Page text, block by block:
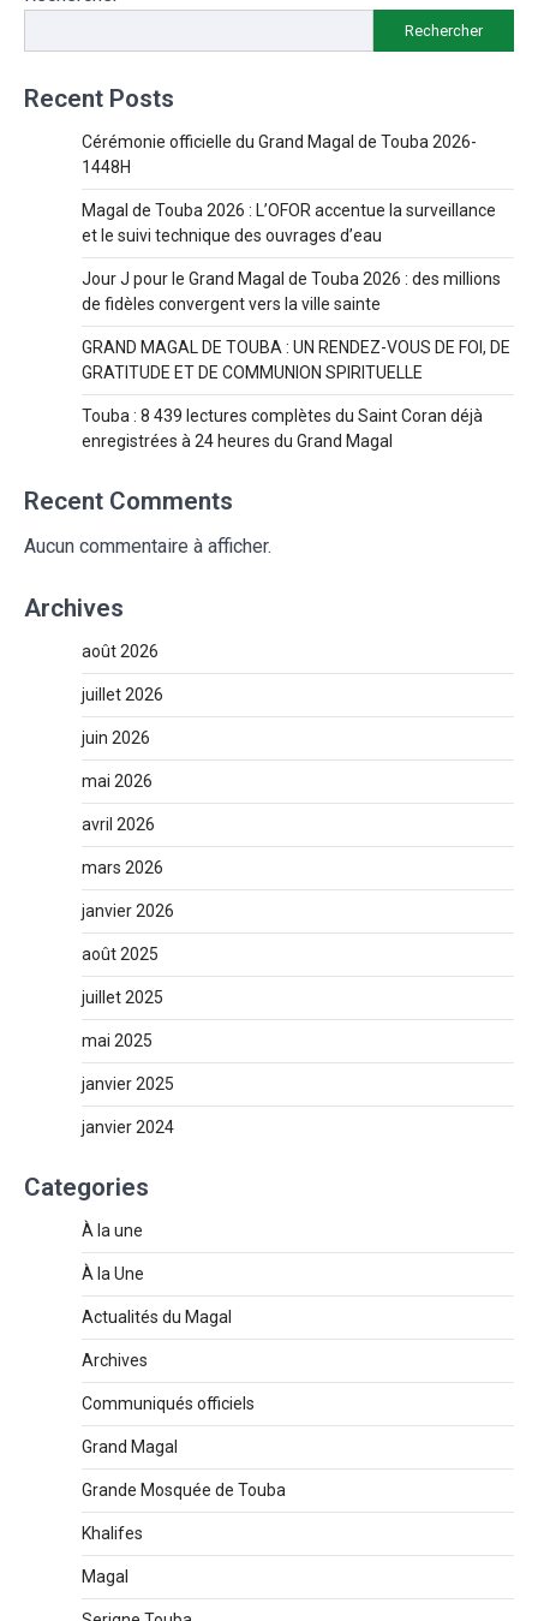
Rechercher
Recent Posts
Cérémonie officielle du Grand Magal de Touba 2026-
1448H
Magal de Touba 2026 : L’OFOR accentue la surveillance
et le suivi technique des ouvrages d’eau
Jour J pour le Grand Magal de Touba 2026 : des millions
de fidèles convergent vers la ville sainte
GRAND MAGAL DE TOUBA : UN RENDEZ-VOUS DE FOI, DE
GRATITUDE ET DE COMMUNION SPIRITUELLE
Touba : 8 439 lectures complètes du Saint Coran déjà
enregistrées à 24 heures du Grand Magal
Recent Comments
Aucun commentaire à afficher.
Archives
août 2026
juillet 2026
juin 2026
mai 2026
avril 2026
mars 2026
janvier 2026
août 2025
juillet 2025
mai 2025
janvier 2025
janvier 2024
Categories
À la une
À la Une
Actualités du Magal
Archives
Communiqués officiels
Grand Magal
Grande Mosquée de Touba
Khalifes
Magal